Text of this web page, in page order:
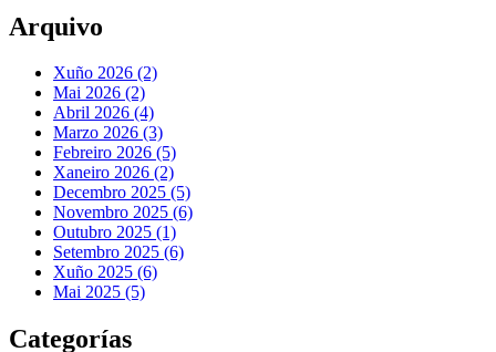
Arquivo
Xuño 2026 (2)
Mai 2026 (2)
Abril 2026 (4)
Marzo 2026 (3)
Febreiro 2026 (5)
Xaneiro 2026 (2)
Decembro 2025 (5)
Novembro 2025 (6)
Outubro 2025 (1)
Setembro 2025 (6)
Xuño 2025 (6)
Mai 2025 (5)
Categorías